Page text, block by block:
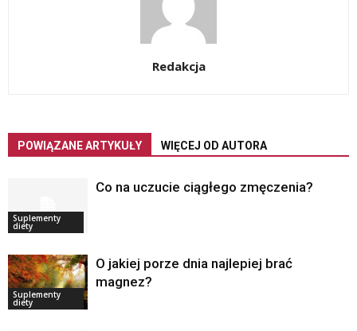
Redakcja
POWIĄZANE ARTYKUŁY WIĘCEJ OD AUTORA
Suplementy
diety
Co na uczucie ciągłego zmęczenia?
Suplementy
diety
O jakiej porze dnia najlepiej brać
magnez?